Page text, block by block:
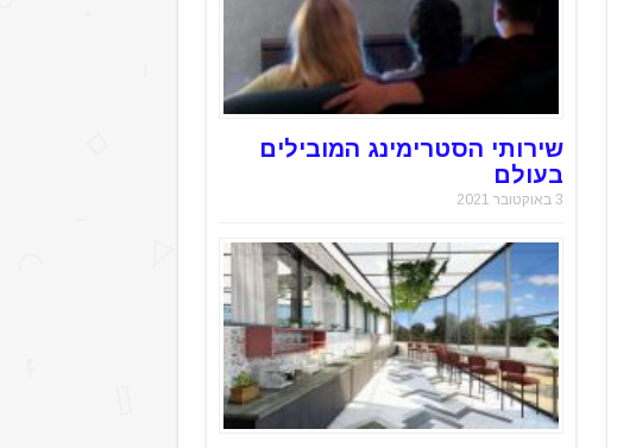
שירותי הסטרימינג המובילים
בעולם
3 באוקטובר 2021